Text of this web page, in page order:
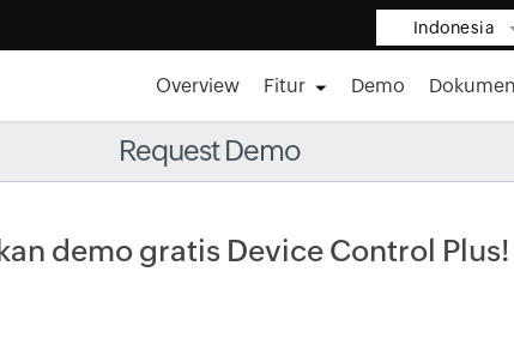
Indonesia
Overview Fitur Demo Dokumen
Request Demo
demo gratis Device Control Plus!